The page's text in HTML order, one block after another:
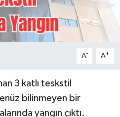
A- A+
3 katlı teskstil
bilinmeyen bir
yangın çıktı.